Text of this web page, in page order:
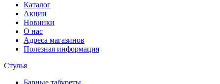
Каталог
Акции
Новинки
О нас
Адреса магазинов
Полезная информация
Стулья